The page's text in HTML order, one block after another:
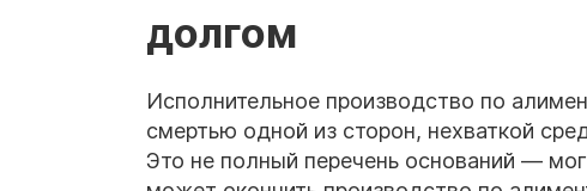
долгом
Исполнительное производство по
смертью одной из сторон, нехваткой
Это не полный перечень оснований —